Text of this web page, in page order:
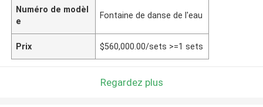
Numéro de modèl
e
Fontaine de danse de l'eau
Prix $560,000.00/sets >=1 sets
Regardez plus